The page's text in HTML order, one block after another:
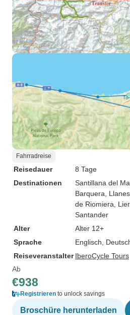
Fahrradreise
Reisedauer
8 Tage
Destinationen
Santillana del
Barquera , Llanes
de Riomiera ,
Santander
Alter
Alter 12+
Sprache
Englisch,
Reiseveranstalter IberoCycle Tours
Ab
€938
Registrieren to unlock savings
Broschüre herunterladen